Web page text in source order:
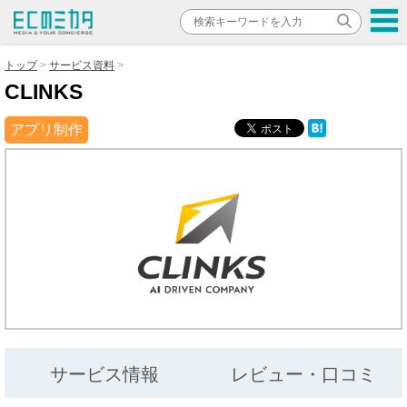
トップ サービス資料
CLINKS
アプリ制作
サービス情報 レビュー・口コミ